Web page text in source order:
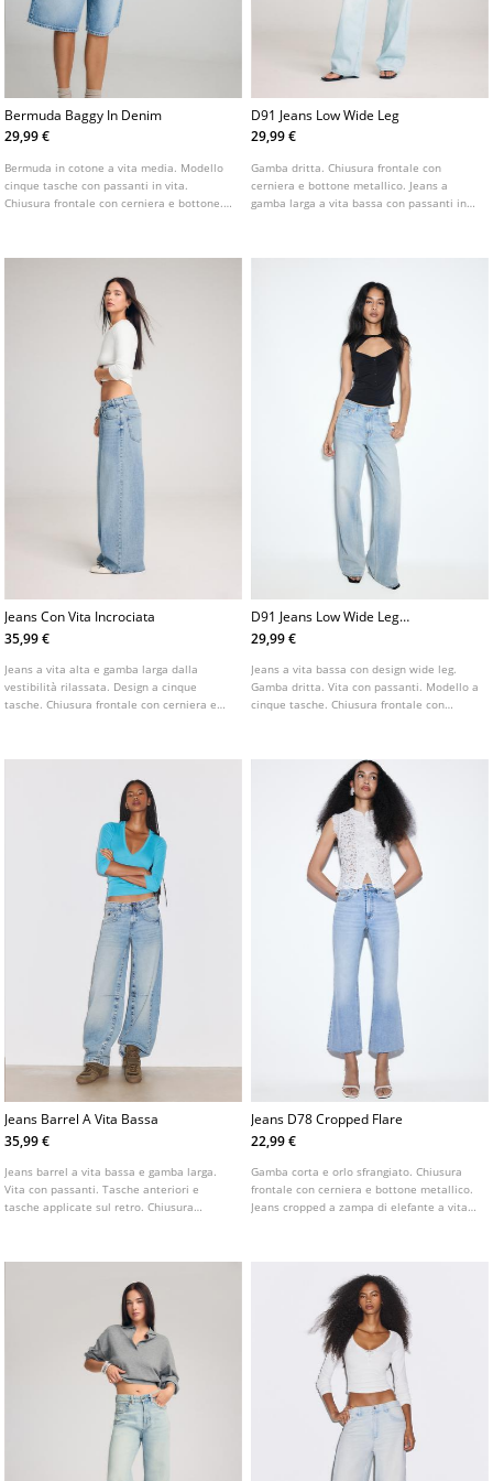
Bermuda Baggy In Denim
29,99 €
Bermuda in cotone a vita media. Modello
cinque tasche con passanti in vita.
Chiusura frontale con cerniera e bottone.
D91 Jeans Low Wide Leg
29,99 €
Gamba dritta. Chiusura frontale con
cerniera e bottone metallico. Jeans a
gamba larga a vita bassa con passanti in
Jeans Con Vita Incrociata
35,99 €
Jeans a vita alta e gamba larga dalla
vestibilità rilassata. Design a cinque
tasche. Chiusura frontale con cerniera e
D91 Jeans Low Wide Leg
L01441620
29,99 €
Jeans a vita bassa con design wide leg.
Gamba dritta. Vita con passanti. Modello a
cinque tasche. Chiusura frontale con
Jeans Barrel A Vita Bassa
35,99 €
Jeans barrel a vita bassa e gamba larga.
Vita con passanti. Tasche anteriori e
tasche applicate sul retro. Chiusura
Jeans D78 Cropped Flare
22,99 €
Gamba corta e orlo sfrangiato. Chiusura
frontale con cerniera e bottone metallico.
Jeans cropped a zampa di elefante a vita